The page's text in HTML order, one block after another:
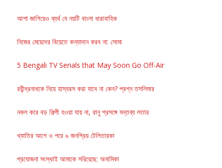
আশা জাগিয়েও ব্যর্থ যে নয়টি বাংলা ধারাবাহিক
নিজের মেয়েদের বিয়েতে কন্যাদান করব না: সোমা
5 Bengali TV Serials that May Soon Go Off-Air
রবীন্দ্রনাথকে নিয়ে হাস্যরস করা যাবে না কেন? প্রশ্ন তসলিমার
নকল করে বড় শিল্পী হওয়া যায় না, রানু প্রসঙ্গে মন্তব্য লতার
খ্যাতির আগে ও পরে ৬ জনপ্রিয় টেলিতারকা
প্রযোজনা সংস্থাই আমাকে সরিয়েছে: অনামিকা